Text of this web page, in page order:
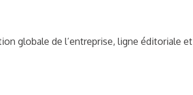
globale de l’entreprise, ligne éditoriale et